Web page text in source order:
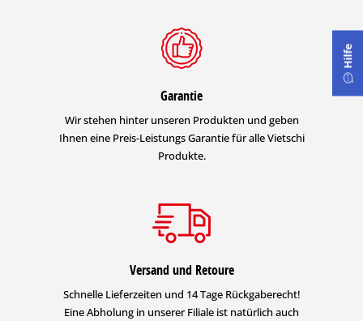
Garantie
Wir stehen hinter unseren Produkten und geben
Ihnen eine Preis-Leistungs Garantie für alle Vietschi
Produkte.
Versand und Retoure
Schnelle Lieferzeiten und 14 Tage Rückgaberecht!
Eine Abholung in unserer Filiale ist natürlich auch
Hilfe